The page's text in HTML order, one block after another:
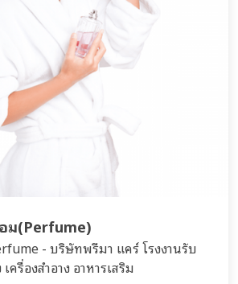
ม(Perfume)
- บริษัทพรีมา แคร์ โรงงานรับ
ครื่องสำอาง อาหารเสริม